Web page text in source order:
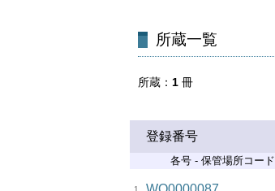
所蔵一覧
所蔵 1 冊
登録番号
各号 - 保管場所コード
1